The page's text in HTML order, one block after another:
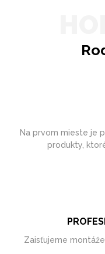
Na prvom mieste je
produkty,
Zaisťujeme